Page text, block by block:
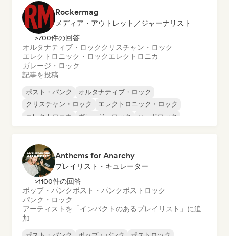
Rockermag
メディア・アウトレット／ジャーナリスト
>700件の回答
オルタナティブ・ロッククリスチャン・ロック
エレクトロニック・ロックエレクトロニカ
ガレージ・ロック
記事を投稿
ポスト・パンク
オルタナティブ・ロック
クリスチャン・ロック
エレクトロニック・ロック
エレクトロニカ
ガレージ・ロック
ハードロック
Anthems for Anarchy
プレイリスト・キュレーター
>1100件の回答
ポップ・パンクポスト・パンクポストロック
パンク・ロック
アーティストを「インパクトのあるプレイリスト」に追
加